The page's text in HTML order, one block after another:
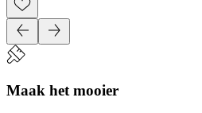
Maak het mooier